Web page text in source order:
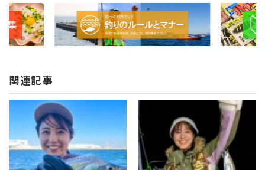
関連記事